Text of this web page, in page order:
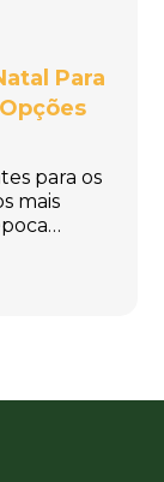
Para
para os
mais